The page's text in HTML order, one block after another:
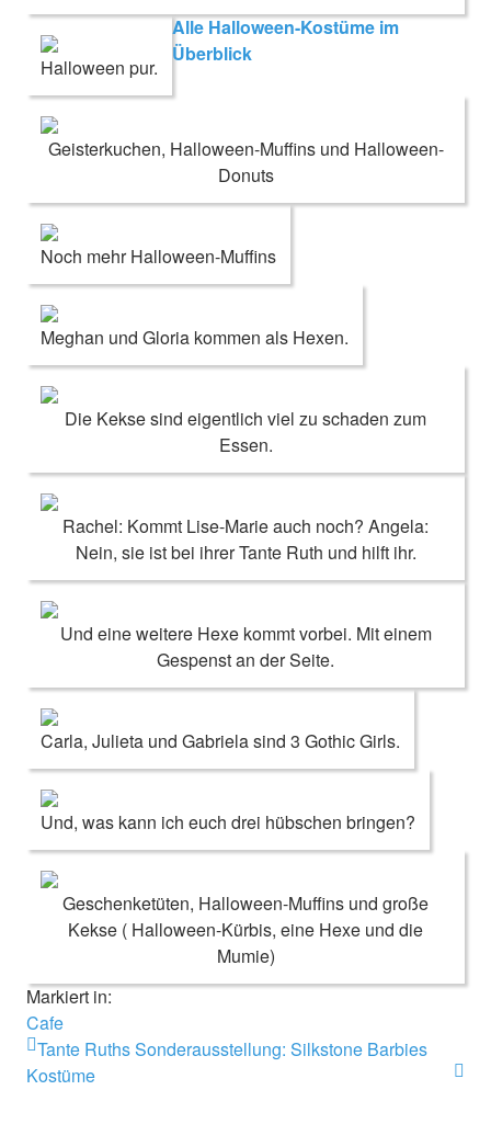
Halloween pur.
Geisterkuchen, Halloween-Muffins und Halloween-
Donuts
Noch mehr Halloween-Muffins
Meghan und Gloria kommen als Hexen.
Die Kekse sind eigentlich viel zu schaden zum
Essen.
Rachel: Kommt Lise-Marie auch noch? Angela:
Nein, sie ist bei ihrer Tante Ruth und hilft ihr.
Und eine weitere Hexe kommt vorbei. Mit einem
Gespenst an der Seite.
Carla, Julieta und Gabriela sind 3 Gothic Girls.
Und, was kann ich euch drei hübschen bringen?
Geschenketüten, Halloween-Muffins und große
Kekse ( Halloween-Kürbis, eine Hexe und die
Mumie)
Alle Halloween-Kostüme im
Überblick
Markiert in:
Cafe
Tante Ruths Sonderausstellung: Silkstone Barbies
Kostüme